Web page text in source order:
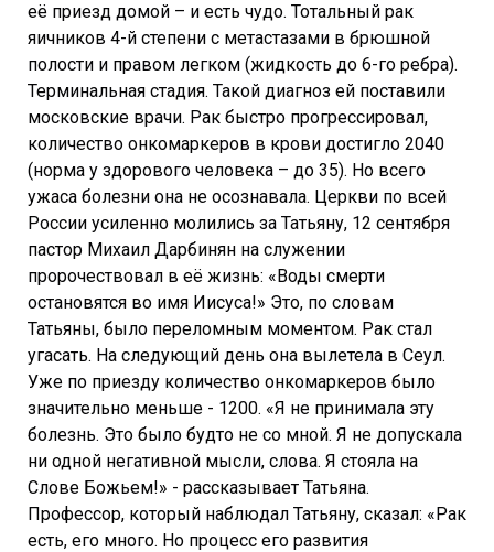
её приезд домой – и есть чудо. Тотальный рак
яичников 4-й степени с метастазами в брюшной
полости и правом легком (жидкость до 6-го ребра).
Терминальная стадия. Такой диагноз ей поставили
московские врачи. Рак быстро прогрессировал,
количество онкомаркеров в крови достигло 2040
(норма у здорового человека – до 35). Но всего
ужаса болезни она не осознавала. Церкви по всей
России усиленно молились за Татьяну, 12 сентября
пастор Михаил Дарбинян на служении
пророчествовал в её жизнь: «Воды смерти
остановятся во имя Иисуса!» Это, по словам
Татьяны, было переломным моментом. Рак стал
угасать. На следующий день она вылетела в Сеул.
Уже по приезду количество онкомаркеров было
значительно меньше - 1200. «Я не принимала эту
болезнь. Это было будто не со мной. Я не допускала
ни одной негативной мысли, слова. Я стояла на
Слове Божьем!» - рассказывает Татьяна.
Профессор, который наблюдал Татьяну, сказал: «Рак
есть, его много. Но процесс его развития